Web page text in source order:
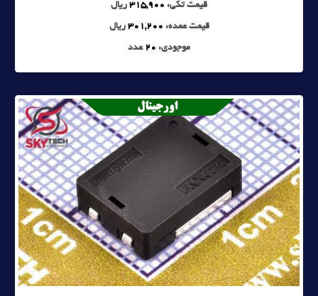
قیمت تکی: 315,900 ریال
قیمت عمده: 301,200 ریال
موجودی: 20 عدد